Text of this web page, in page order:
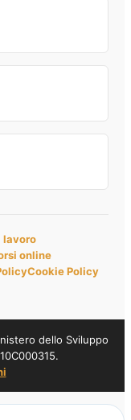
lavoro
online
Cookie Policy
dello Sviluppo